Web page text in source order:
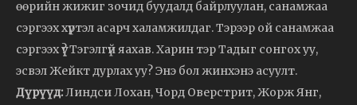
өөрийн жижиг зочид буудалд байрлуулан, санамжаа
сэргээх хүртэл асарч халамжилдаг. Тэрээр ой санамжаа
сэргээх үү? Тэгэлгүй яахав. Харин тэр Тадыг сонгох уу,
эсвэл Жейкт дурлах уу? Энэ бол жинхэнэ асуулт.
Дүрүүд:Линдси Лохан, Чорд Оверстрит, Жорж Янг,